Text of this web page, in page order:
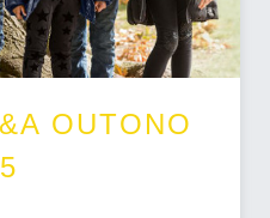
OUTONO